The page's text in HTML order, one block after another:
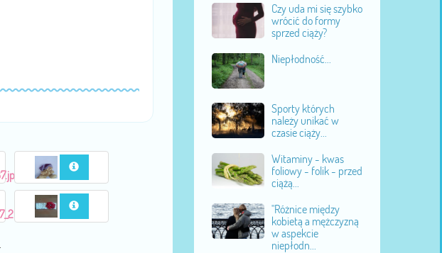
Czy uda mi się szybko
wrócić do formy
sprzed ciąży?
Niepłodność...
Sporty których
należy unikać w
czasie ciąży...
Witaminy - kwas
foliowy - folik - przed
ciążą...
"Różnice między
kobietą a mężczyzną
w aspekcie
niepłodn...